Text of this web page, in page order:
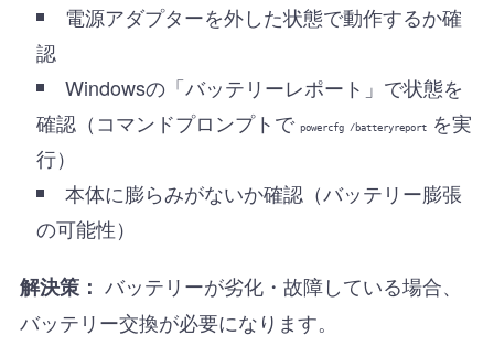
電源アダプターを外した状態で動作するか確
認
Windowsの「バッテリーレポート」で状態を
確認（コマンドプロンプトで powercfg /batteryreportを実
行）
本体に膨らみがないか確認（バッテリー膨張
の可能性）
解決策： バッテリーが劣化・故障している場合、
バッテリー交換が必要になります。